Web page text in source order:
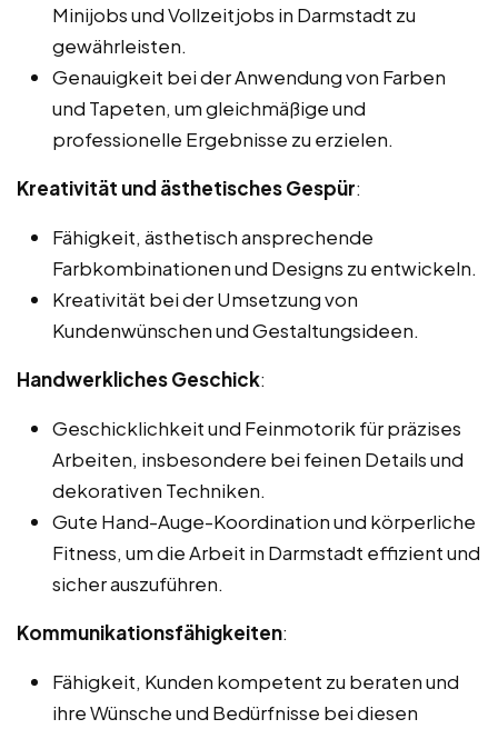
Minijobs und Vollzeitjobs in Darmstadt zu
gewährleisten.
Genauigkeit bei der Anwendung von Farben
und Tapeten, um gleichmäßige und
professionelle Ergebnisse zu erzielen.
Kreativität und ästhetisches Gespür:
Fähigkeit, ästhetisch ansprechende
Farbkombinationen und Designs zu entwickeln.
Kreativität bei der Umsetzung von
Kundenwünschen und Gestaltungsideen.
Handwerkliches Geschick:
Geschicklichkeit und Feinmotorik für präzises
Arbeiten, insbesondere bei feinen Details und
dekorativen Techniken.
Gute Hand-Auge-Koordination und körperliche
Fitness, um die Arbeit in Darmstadt effizient und
sicher auszuführen.
Kommunikationsfähigkeiten:
Fähigkeit, Kunden kompetent zu beraten und
ihre Wünsche und Bedürfnisse bei diesen